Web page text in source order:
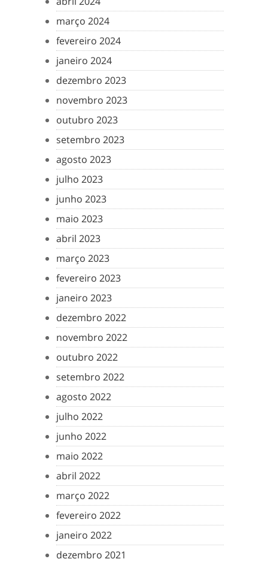
março 2024
fevereiro 2024
janeiro 2024
dezembro 2023
novembro 2023
outubro 2023
setembro 2023
agosto 2023
julho 2023
junho 2023
maio 2023
abril 2023
março 2023
fevereiro 2023
janeiro 2023
dezembro 2022
novembro 2022
outubro 2022
setembro 2022
agosto 2022
julho 2022
junho 2022
maio 2022
abril 2022
março 2022
fevereiro 2022
janeiro 2022
dezembro 2021